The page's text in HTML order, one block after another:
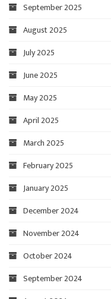
September 2025
August 2025
July 2025
June 2025
May 2025
April 2025
March 2025
February 2025
January 2025
December 2024
November 2024
October 2024
September 2024